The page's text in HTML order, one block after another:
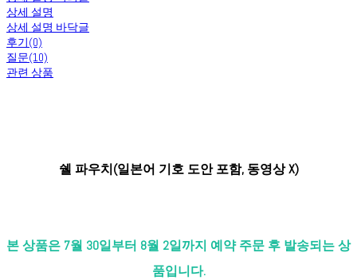
상세 설명
상세 설명 바닥글
후기(0)
질문(10)
관련 상품
쉘 파우치(일본어 기호 도안 포함, 동영상 X)
본 상품은 7월 30일부터 8월 2일까지 예약 주문 후 발송되는 상
품입니다.